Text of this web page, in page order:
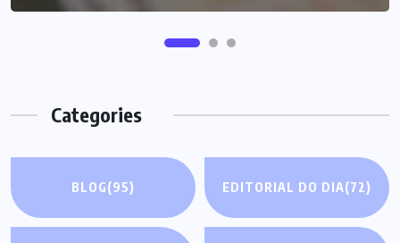
Categories
BLOG(95) EDITORIAL DO DIA(72)